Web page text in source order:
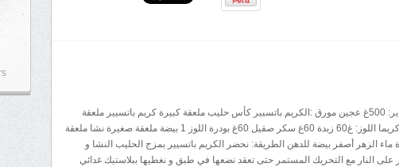
المقادير: 500غ عجين مورق :الكريم باتسيير كأس حليب ملعقة كبيرة كريم باتسيير ملعقة
سكر كريما اللوز: غ60 زبدة 60غ سكر صقيل 60غ بودرة اللوز 1 بيضة ملعقة صغيرة نشا ملعقة
ماء الزهر أصفر بيضة للدهن الطريقة: نحضر الكريم باتسيير بمزج الحليب النشا و
على النار مع التحريك المستمر حتى تعقد نضعها في طبق و نغطيها ببلاستيك غدائي